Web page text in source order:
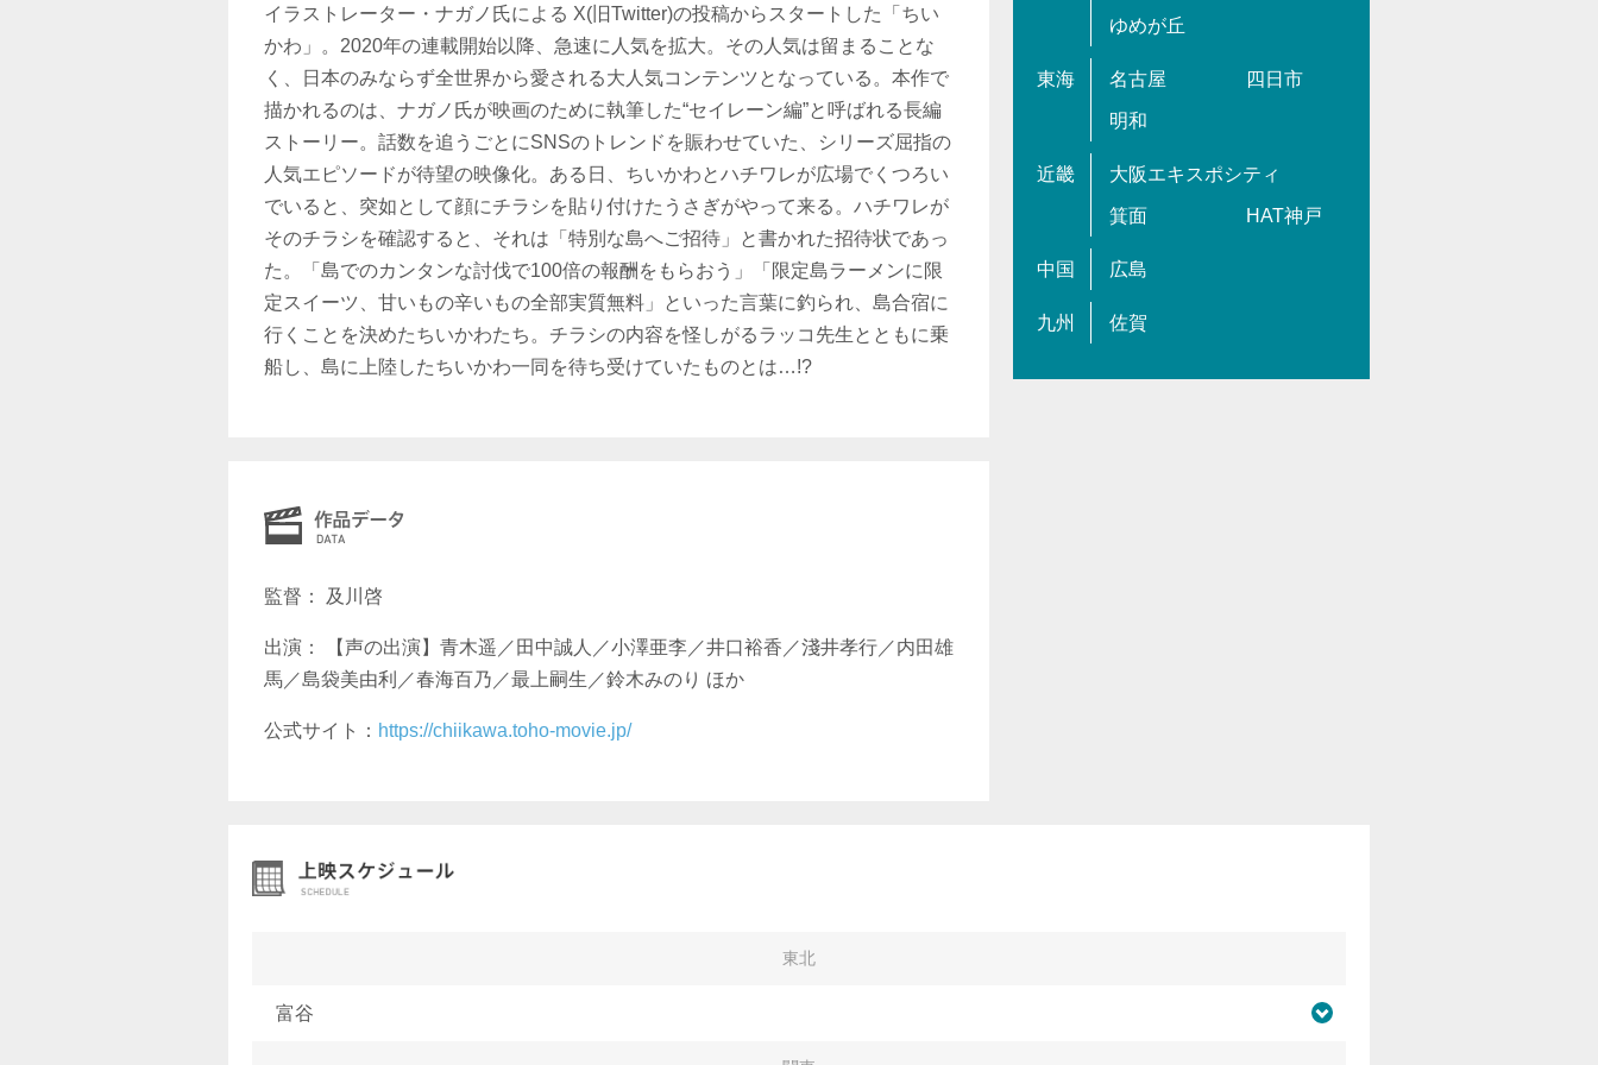
イラストレーター・ナガノ氏による X(旧Twitter)の投稿からスタートした「ちい
かわ」。2020年の連載開始以降、急速に人気を拡大。その人気は留まることな
く、日本のみならず全世界から愛される大人気コンテンツとなっている。本作で
描かれるのは、ナガノ氏が映画のために執筆した“セイレーン編”と呼ばれる長編
ストーリー。話数を追うごとにSNSのトレンドを賑わせていた、シリーズ屈指の
人気エピソードが待望の映像化。ある日、ちいかわとハチワレが広場でくつろい
でいると、突如として顔にチラシを貼り付けたうさぎがやって来る。ハチワレが
そのチラシを確認すると、それは「特別な島へご招待」と書かれた招待状であっ
た。「島でのカンタンな討伐で100倍の報酬をもらおう」「限定島ラーメンに限
定スイーツ、甘いもの辛いもの全部実質無料」といった言葉に釣られ、島合宿に
行くことを決めたちいかわたち。チラシの内容を怪しがるラッコ先生とともに乗
船し、島に上陸したちいかわ一同を待ち受けていたものとは…!?
監督： 及川啓
出演： 【声の出演】青木遥／田中誠人／小澤亜李／井口裕香／淺井孝行／内田雄
馬／島袋美由利／春海百乃／最上嗣生／鈴木みのり ほか
公式サイト： https://chiikawa.toho-movie.jp/
ゆめが丘
東海 名古屋 四日市
明和
近畿 大阪エキスポシティ
箕面 HAT神戸
中国 広島
九州 佐賀
東北
富谷